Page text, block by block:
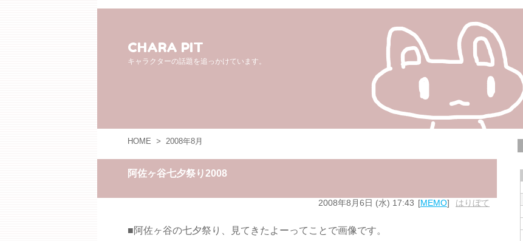
CHARA PIT
キャラクターの話題を追っかけています。
HOME > 2008年8月
阿佐ヶ谷七夕祭り2008
2008年8月6日 (水) 17:43 MEMO はりぼて
■阿佐ヶ谷の七夕祭り、見てきたよーってことで画像です。